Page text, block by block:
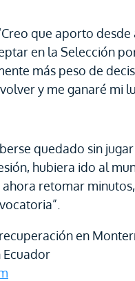
que aporto
en la Selección
más peso de
y me ganaré mi
quedado sin
hubiera ido al
ahora retomar
en
Ecuador